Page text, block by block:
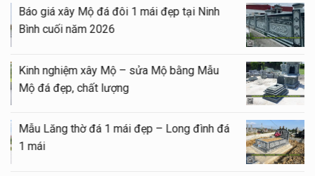
Báo giá xây Mộ đá đôi 1 mái đẹp tại Ninh
Bình cuối năm 2026
Kinh nghiệm xây Mộ – sửa Mộ bằng Mẫu
Mộ đá đẹp, chất lượng
Mẫu Lăng thờ đá 1 mái đẹp – Long đình đá